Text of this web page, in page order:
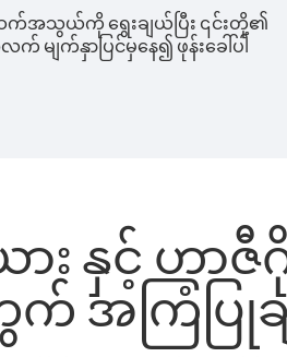
က်အသွယ်ကို ရွေးချယ်ပြီး ၎င်းတို့၏
မျက်နှာပြင်မှနေ၍ ဖုန်းခေါ်ပါ
း နှင့် ဟာဇီ
က် အကြံပြုခ